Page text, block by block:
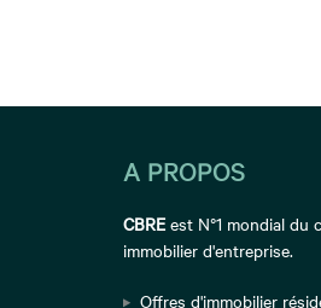
A PROPOS
CBRE est N°1 mondial du
immobilier d'entreprise.
Offres d'immobilier